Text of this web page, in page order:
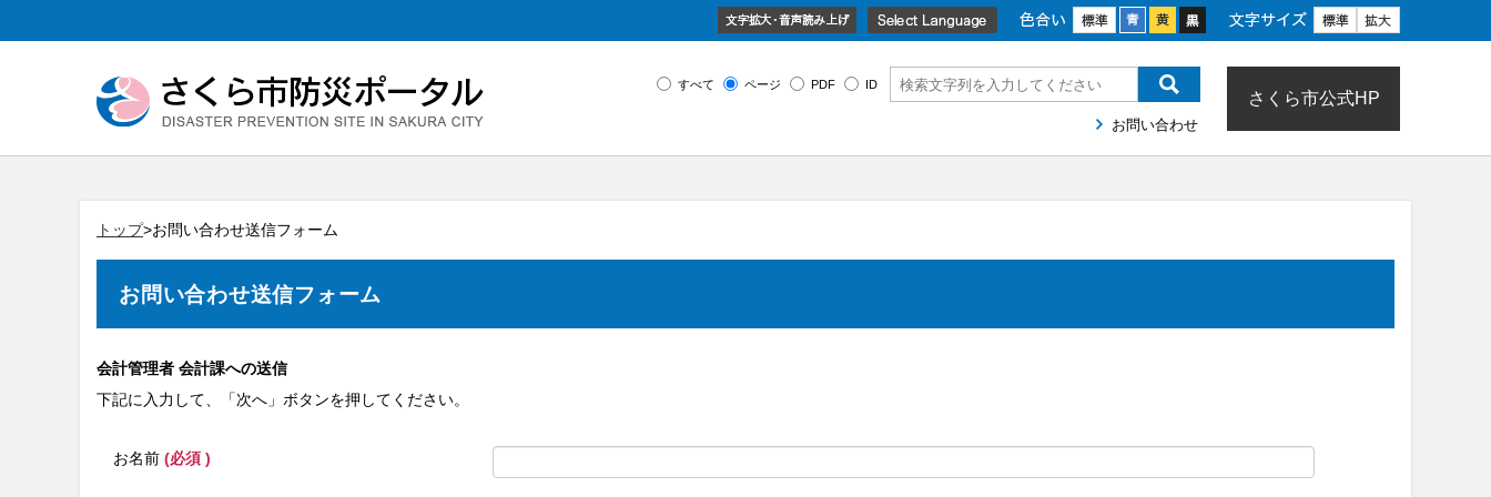
色合い 文字サイズ
さくら市公式HP
お問い合わせ
すべて ページ PDF ID
トップ>お問い合わせ送信フォーム
お問い合わせ送信フォーム
会計管理者 会計課への送信
下記に入力して、「次へ」ボタンを押してください。
お名前 (必須 )